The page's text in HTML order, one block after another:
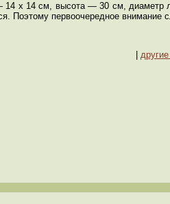
х 14 см, высота — 30 см, диаметр
Поэтому первоочередное